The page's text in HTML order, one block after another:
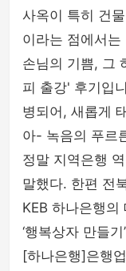
사옥이 특히 건
이라는 점에서
손님의 기쁨, 그
피 출강' 후기입
병되어, 새롭게
아- 녹음의 푸르
정말 지역은행
말했다. 한편 전
KEB 하나은행의
‘행복상자 만들
[하나은행]은행